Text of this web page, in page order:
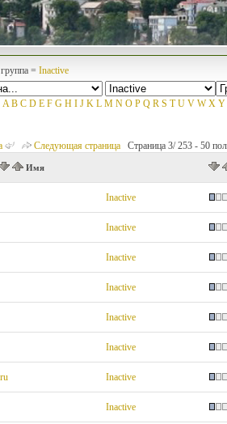
= Inactive
A B C D E F G H I J K L M N O P Q R S T U V W X Y
Следующая страница Страница 3/ 253 - 50
Имя
Inactive
Inactive
Inactive
Inactive
Inactive
Inactive
Inactive
Inactive